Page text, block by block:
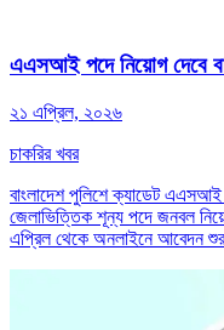
এএসআই পদে নিয়োগ দেবে
২১ এপ্রিল, ২০২৬
চাকরির খবর
বাংলাদেশ পুলিশে ক্যাডেট এএসআই
জেলাভিত্তিক শূন্য পদে জনবল
এপ্রিল থেকে অনলাইনে আবেদন